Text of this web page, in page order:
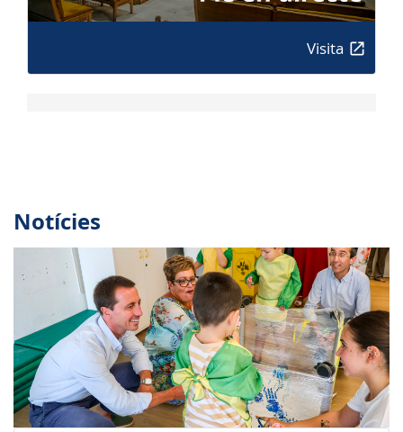
Visita
Notícies